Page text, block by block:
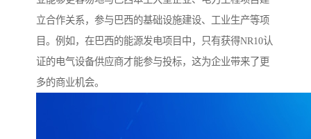
立合作关系，参与巴西的基础设施建设、工业生产等项
目。例如，在巴西的能源发电项目中，只有获得NR10认
证的电气设备供应商才能参与投标，这为企业带来了更
多的商业机会。